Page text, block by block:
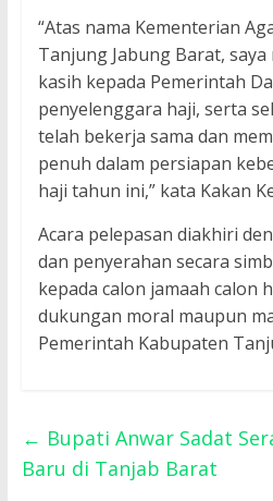
“Atas nama Kementerian
Tanjung Jabung Barat,
kasih kepada Pemerintah
penyelenggara haji, serta
telah bekerja sama dan
penuh dalam persiapan
haji tahun ini,” kata Kakan
Acara pelepasan diakhiri
dan penyerahan secara
kepada calon jamaah calon
dukungan moral maupun
Pemerintah Kabupaten
← Bupati Anwar Sadat
Baru di Tanjab Barat